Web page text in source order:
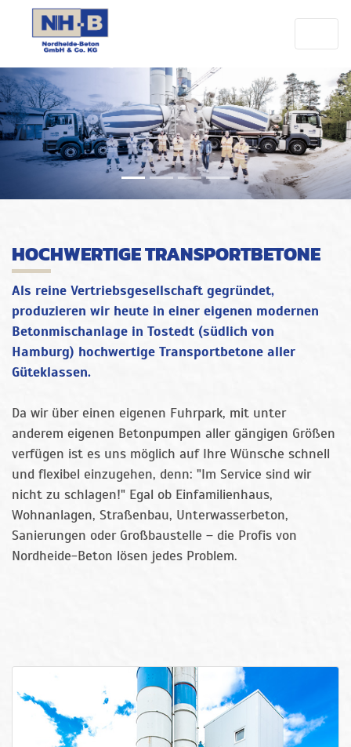
HOCHWERTIGE TRANSPORTBETONE
Als reine Vertriebsgesellschaft gegründet,
produzieren wir heute in einer eigenen modernen
Betonmischanlage in Tostedt (südlich von
Hamburg) hochwertige Transportbetone aller
Güteklassen.
Da wir über einen eigenen Fuhrpark, mit unter
anderem eigenen Betonpumpen aller gängigen Größen
verfügen ist es uns möglich auf Ihre Wünsche schnell
und flexibel einzugehen, denn: "Im Service sind wir
nicht zu schlagen!" Egal ob Einfamilienhaus,
Wohnanlagen, Straßenbau, Unterwasserbeton,
Sanierungen oder Großbaustelle – die Profis von
Nordheide-Beton lösen jedes Problem.